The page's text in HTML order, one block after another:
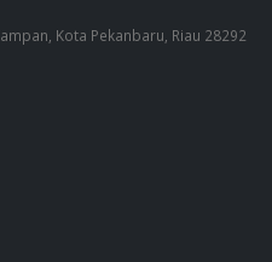
Kota Pekanbaru, Riau 28292